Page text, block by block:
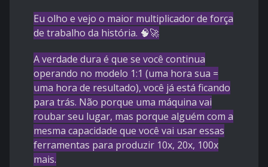
Eu olho e vejo o maior multiplicador de força
de trabalho da história. 🧠🚀
A verdade dura é que se você continua
operando no modelo 1:1 (uma hora sua =
uma hora de resultado), você já está ficando
para trás. Não porque uma máquina vai
roubar seu lugar, mas porque alguém com a
mesma capacidade que você vai usar essas
ferramentas para produzir 10x, 20x, 100x
mais.